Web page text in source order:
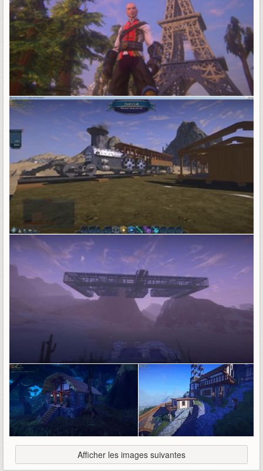
Afficher les images suivantes